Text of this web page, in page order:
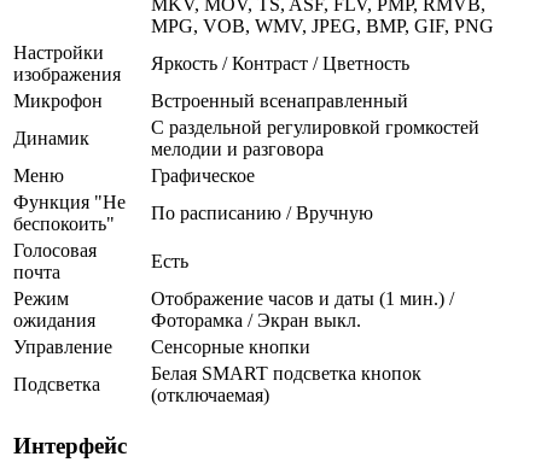
MPG, VOB, WMV, JPEG, BMP, GIF, PNG
Настройки
изображения
Яркость / Контраст / Цветность
Микрофон
Встроенный всенаправленный
Динамик
С раздельной регулировкой громкостей
мелодии и разговора
Меню
Графическое
Функция "Не
беспокоить"
По расписанию / Вручную
Голосовая
почта
Есть
Режим
ожидания
Отображение часов и даты (1 мин.) /
Фоторамка / Экран выкл.
Управление
Сенсорные кнопки
Подсветка
Белая SMART подсветка кнопок
(отключаемая)
Интерфейс